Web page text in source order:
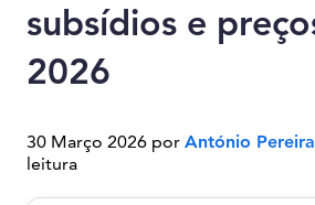
subsídios e
2026
30 Março 2026 por António Pereira
leitura